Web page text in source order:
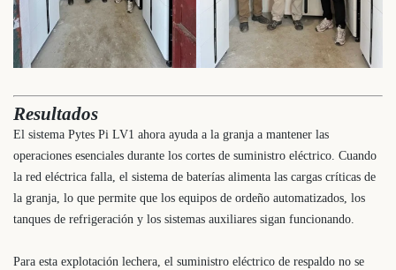
Resultados
El sistema Pytes Pi LV1 ahora ayuda a la granja a mantener las
operaciones esenciales durante los cortes de suministro eléctrico. Cuando
la red eléctrica falla, el sistema de baterías alimenta las cargas críticas de
la granja, lo que permite que los equipos de ordeño automatizados, los
tanques de refrigeración y los sistemas auxiliares sigan funcionando.
Para esta explotación lechera, el suministro eléctrico de respaldo no se